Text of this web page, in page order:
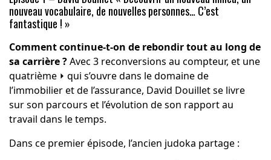
nouveau vocabulaire, de nouvelles personnes… C’est
fantastique ! »
Comment continue-t-on de rebondir tout au long de
sa carrière ?Avec 3 reconversions au compteur, et une
quatrième ⏵ qui s’ouvre dans le domaine de
l’immobilier et de l’assurance, David Douillet se livre
sur son parcours et l’évolution de son rapport au
travail dans le temps.
Dans ce premier épisode, l’ancien judoka partage :